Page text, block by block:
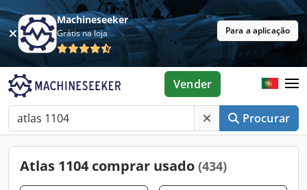
Machineseeker
Grátis na loja Para a aplicação
Procurar
Vender
Atlas 1104 comprar usado (434)